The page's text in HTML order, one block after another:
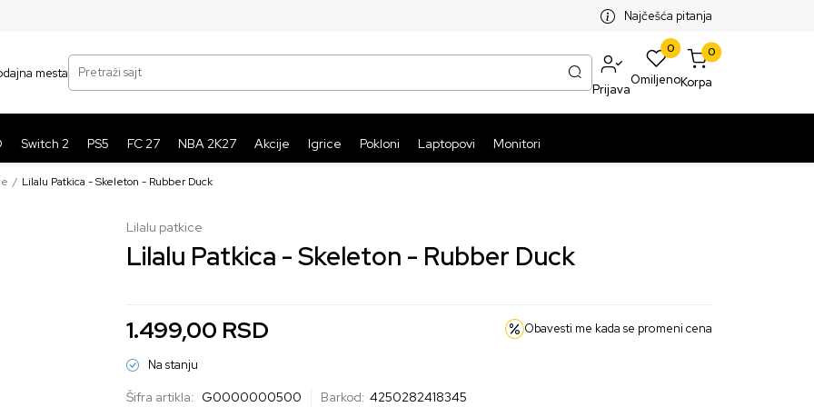
BESPLATNA ISPORUKA PAKETA PREKO 5999 RSDNajčešća pitanja
mesta
Pretraži sajt
Prijava
0
Omiljeno
0
Korpa
Switch 2 PS5 FC 27 NBA 2K27 Akcije Igrice Pokloni Laptopovi Monitori
Lilalu Patkica - Skeleton - Rubber Duck
Lilalu patkice
Lilalu Patkica - Skeleton - Rubber Duck
1.499,00 RSD Obavesti me kada se promeni cena
Na stanju
Šifra artikla: G0000000500 Barkod: 4250282418345